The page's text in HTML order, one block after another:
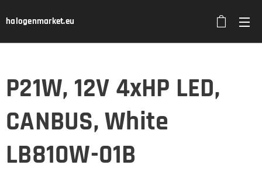
halogenmarket.eu
P21W, 12V 4xHP LED,
CANBUS, White
LB810W-01B